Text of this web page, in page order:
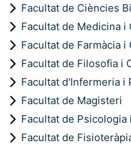
Facultat de Ciències
Facultat de Medicina i
Facultat de Farmàcia
Facultat de Filosofia i
Facultat d'Infermeria i
Facultat de Magisteri
Facultat de Psicologia
Facultat de